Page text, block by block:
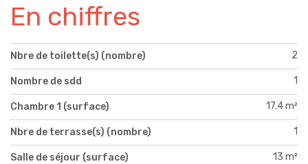
En chiffres
Nbre de toilette(s) (nombre) 2
Nombre de sdd 1
Chambre 1 (surface) 17.4 m²
Nbre de terrasse(s) (nombre) 1
Salle de séjour (surface) 13 m²